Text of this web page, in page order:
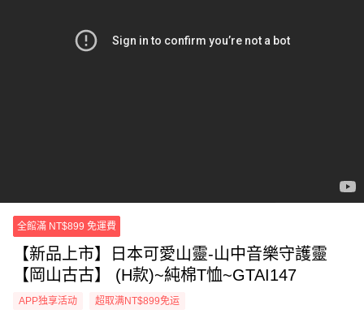
全館滿 NT$899 免運費
【新品上市】日本可愛山靈-山中音樂守護靈
【岡山古古】 (H款)~純棉T恤~GTAI147
APP独享活动 超取满NT$899免运